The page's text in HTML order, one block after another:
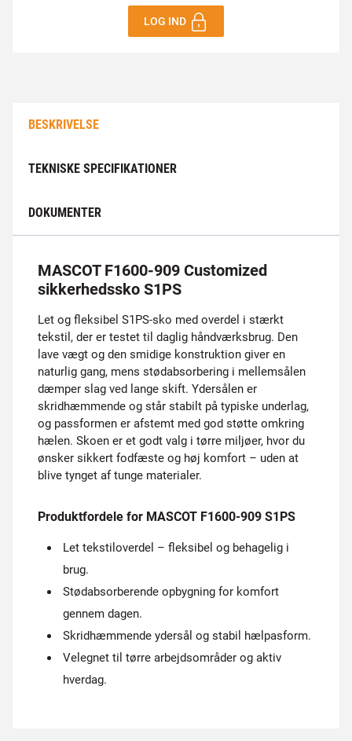
LOG IND
BESKRIVELSE
TEKNISKE SPECIFIKATIONER
DOKUMENTER
MASCOT F1600-909 Customized
sikkerhedssko S1PS
Let og fleksibel S1PS-sko med overdel i stærkt
tekstil, der er testet til daglig håndværksbrug. Den
lave vægt og den smidige konstruktion giver en
naturlig gang, mens stødabsorbering i mellemsålen
dæmper slag ved lange skift. Ydersålen er
skridhæmmende og står stabilt på typiske underlag,
og passformen er afstemt med god støtte omkring
hælen. Skoen er et godt valg i tørre miljøer, hvor du
ønsker sikkert fodfæste og høj komfort – uden at
blive tynget af tunge materialer.
Produktfordele for MASCOT F1600-909 S1PS
Let tekstiloverdel – fleksibel og behagelig i
brug.
Stødabsorberende opbygning for komfort
gennem dagen.
Skridhæmmende ydersål og stabil hælpasform.
Velegnet til tørre arbejdsområder og aktiv
hverdag.